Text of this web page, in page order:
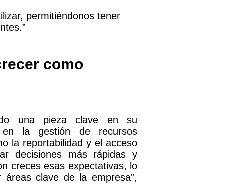
permitiéndonos tener
como
una pieza clave en su
en la gestión de recursos
la reportabilidad y el acceso
decisiones más rápidas y
creces esas expectativas, lo
clave de la empresa”,